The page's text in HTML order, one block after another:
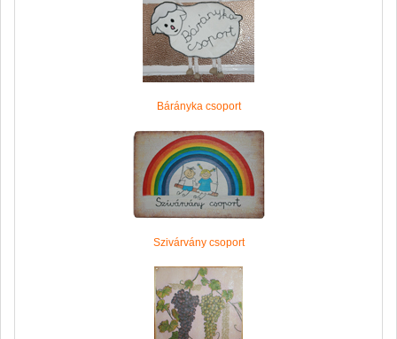
Bárányka csoport
Szivárvány csoport